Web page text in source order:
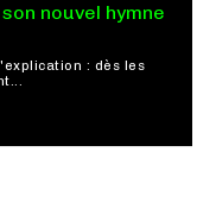
nouvel hymne
: dès les